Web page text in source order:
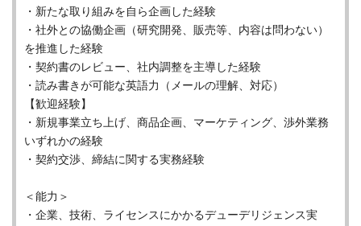
・新たな取り組みを自ら企画した経験
・社外との協働企画（研究開発、販売等、内容は問わない）
を推進した経験
・契約書のレビュー、社内調整を主導した経験
・読み書きが可能な英語力（メールの理解、対応）
【歓迎経験】
・新規事業立ち上げ、商品企画、マーケティング、渉外業務
いずれかの経験
・契約交渉、締結に関する実務経験
＜能力＞
・企業、技術、ライセンスにかかるデューデリジェンス実